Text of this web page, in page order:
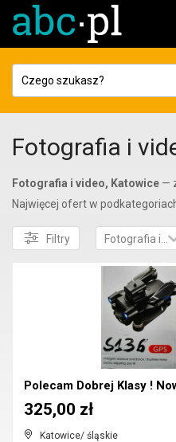
Fotografia i
Fotografia i video, Katowice —
Najwięcej ofert w
Filtry Fotografia i
Katowice/ śląskie
325,00 zł